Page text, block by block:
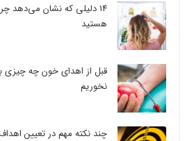
14 دلیلی که نشان می‌دهد
هستید
قبل از اهدای خون چه
نخوریم
چند نکته مهم در تعیین